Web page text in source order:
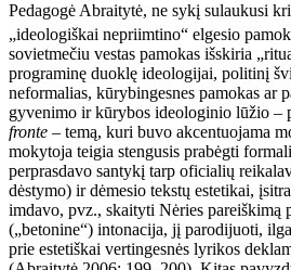
Pedagogė Abraitytė, ne sykį sulaukusi
„ideologiškai nepriimtino“ elgesio
sovietmečiu vestas pamokas išskiria
programinę duoklę ideologijai, politinį
neformalias, kūrybingesnes pamokas ar
gyvenimo ir kūrybos ideologinio lūžio –
fronte – temą, kuri buvo akcentuojama
mokytoja teigia stengusis prabėgti
perprasdavo santykį tarp oficialių
dėstymo) ir dėmesio tekstų estetikai,
imdavo, pvz., skaityti Nėries pareiškimą
(„betonine“) intonacija, jį parodijuoti,
prie estetiškai vertingesnės lyrikos